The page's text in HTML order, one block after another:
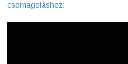
csomagoláshoz: